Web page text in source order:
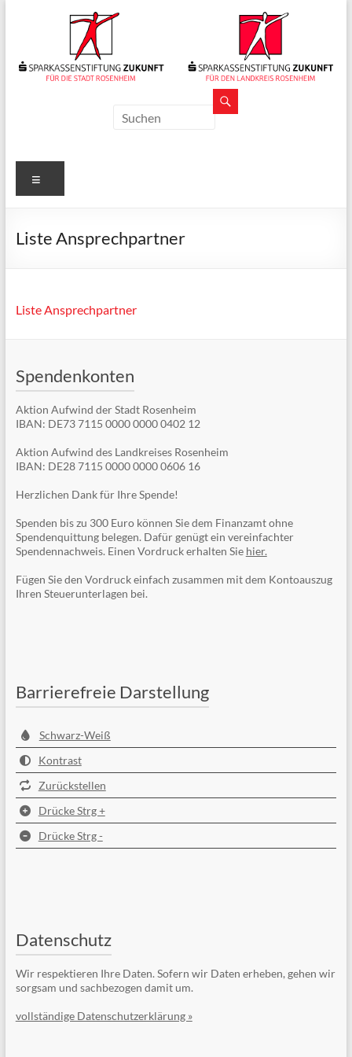
Sparkassenstiftungen
Für
Stadt
und
Rosenheim
Liste Ansprechpartner
Liste Ansprechpartner
Spendenkonten
Aktion Aufwind der Stadt Rosenheim
IBAN: DE73 7115 0000 0000 0402 12
Aktion Aufwind des Landkreises Rosenheim
IBAN: DE28 7115 0000 0000 0606 16
Herzlichen Dank für Ihre Spende!
Spenden bis zu 300 Euro können Sie dem Finanzamt ohne
Spendenquittung belegen. Dafür genügt ein vereinfachter
Spendennachweis. Einen Vordruck erhalten Sie hier.
Fügen Sie den Vordruck einfach zusammen mit dem Kontoauszug
Ihren Steuerunterlagen bei.
Barrierefreie Darstellung
Schwarz-Weiß
Kontrast
Zurückstellen
Drücke Strg +
Drücke Strg -
Datenschutz
Wir respektieren Ihre Daten. Sofern wir Daten erheben, gehen wir
sorgsam und sachbezogen damit um.
vollständige Datenschutzerklärung »